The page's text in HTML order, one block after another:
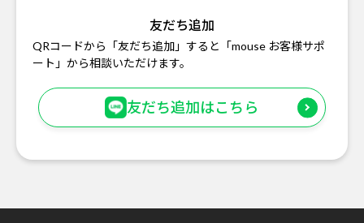
友だち追加
QRコードから「友だち追加」すると「mouse お客様サポ
ート」から相談いただけます。
友だち追加はこちら